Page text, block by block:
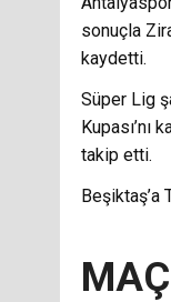
sonuçla
kaydetti.
Süper Lig
Kupası’nı
takip etti.
Beşiktaş’a